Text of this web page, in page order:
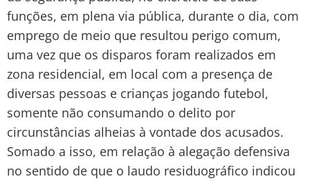
funções, em plena via pública, durante o dia, com
emprego de meio que resultou perigo comum,
uma vez que os disparos foram realizados em
zona residencial, em local com a presença de
diversas pessoas e crianças jogando futebol,
somente não consumando o delito por
circunstâncias alheias à vontade dos acusados.
Somado a isso, em relação à alegação defensiva
no sentido de que o laudo residuográfico indicou